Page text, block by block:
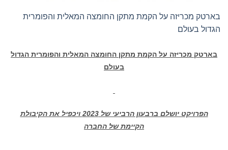
בארטק מכריזה על הקמת מתקן החומצה המאלית והפומרית
הגדול בעולם
בארטק מכריזה על הקמת מתקן החומצה המאלית והפומרית הגדול
בעולם
הפרויקט יושלם ברבעון הרביעי של 2023 ויכפיל את הקיבולת
הקיימת של החברה